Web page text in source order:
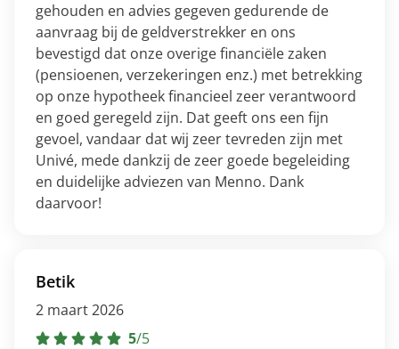
gehouden en advies gegeven gedurende de
aanvraag bij de geldverstrekker en ons
bevestigd dat onze overige financiële zaken
(pensioenen, verzekeringen enz.) met betrekking
op onze hypotheek financieel zeer verantwoord
en goed geregeld zijn. Dat geeft ons een fijn
gevoel, vandaar dat wij zeer tevreden zijn met
Univé, mede dankzij de zeer goede begeleiding
en duidelijke adviezen van Menno. Dank
daarvoor!
Betik
2 maart 2026
5/5